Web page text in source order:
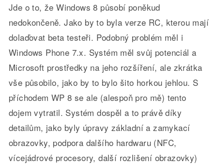
Jde o to, že Windows 8 působí poněkud
nedokončeně. Jako by to byla verze RC, kterou mají
dolaďovat beta testeři. Podobný problém měl i
Windows Phone 7.x. Systém měl svůj potenciál a
Microsoft prostředky na jeho rozšíření, ale zkrátka
vše působilo, jako by to bylo šito horkou jehlou. S
příchodem WP 8 se ale (alespoň pro mě) tento
dojem vytratil. Systém dospěl a to právě díky
detailům, jako byly úpravy základní a zamykací
obrazovky, podpora dalšího hardwaru (NFC,
vícejádrové procesory, další rozlišení obrazovky)